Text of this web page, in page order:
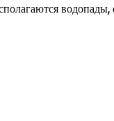
водопады,